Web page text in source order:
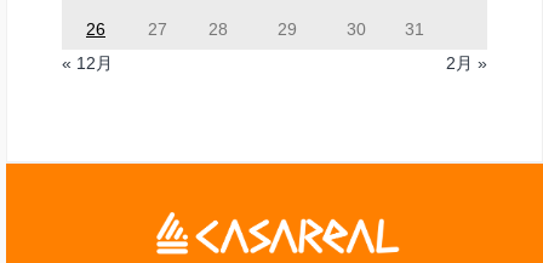
26 27 28 29 30
31
« 12月
2月 »